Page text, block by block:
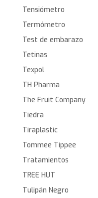
Tensiómetro
Termómetro
Test de embarazo
Tetinas
Texpol
TH Pharma
The Fruit Company
Tiedra
Tiraplastic
Tommee Tippee
Tratamientos
TREE HUT
Tulipán Negro